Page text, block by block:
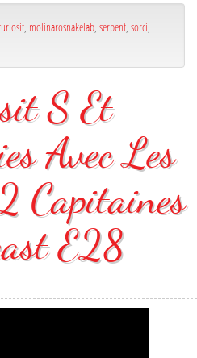
, molinarosnakelab, serpent, sorci,
S Et
Avec Les
Capitaines
E28